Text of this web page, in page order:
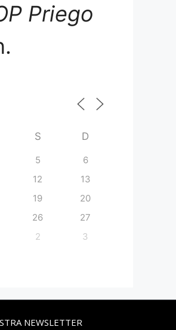
Priego
S D
5
6
12
13
19
20
26
27
2 3
NEWSLETTER